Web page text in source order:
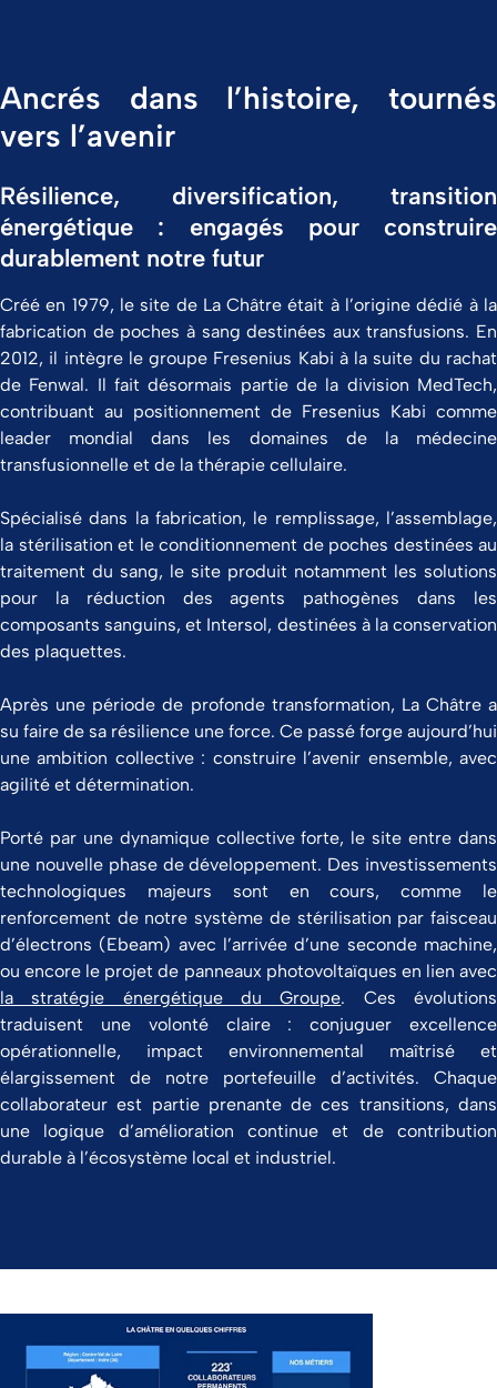
Ancrés dans l’histoire, tournés
vers l’avenir
Résilience, diversification, transition
énergétique : engagés pour construire
durablement notre futur
Créé en 1979, le site de La Châtre était à l’origine dédié à la
fabrication de poches à sang destinées aux transfusions. En
2012, il intègre le groupe Fresenius Kabi à la suite du rachat
de Fenwal. Il fait désormais partie de la division MedTech,
contribuant au positionnement de Fresenius Kabi comme
leader mondial dans les domaines de la médecine
transfusionnelle et de la thérapie cellulaire.
Spécialisé dans la fabrication, le remplissage, l’assemblage,
la stérilisation et le conditionnement de poches destinées au
traitement du sang, le site produit notamment les solutions
pour la réduction des agents pathogènes dans les
composants sanguins, et Intersol, destinées à la conservation
des plaquettes.
Après une période de profonde transformation, La Châtre a
su faire de sa résilience une force. Ce passé forge aujourd’hui
une ambition collective : construire l’avenir ensemble, avec
agilité et détermination.
Porté par une dynamique collective forte, le site entre dans
une nouvelle phase de développement. Des investissements
technologiques majeurs sont en cours, comme le
renforcement de notre système de stérilisation par faisceau
d’électrons (Ebeam) avec l’arrivée d’une seconde machine,
ou encore le projet de panneaux photovoltaïques en lien avec
la stratégie énergétique du Groupe. Ces évolutions
traduisent une volonté claire : conjuguer excellence
opérationnelle, impact environnemental maîtrisé et
élargissement de notre portefeuille d’activités. Chaque
collaborateur est partie prenante de ces transitions, dans
une logique d’amélioration continue et de contribution
durable à l’écosystème local et industriel.